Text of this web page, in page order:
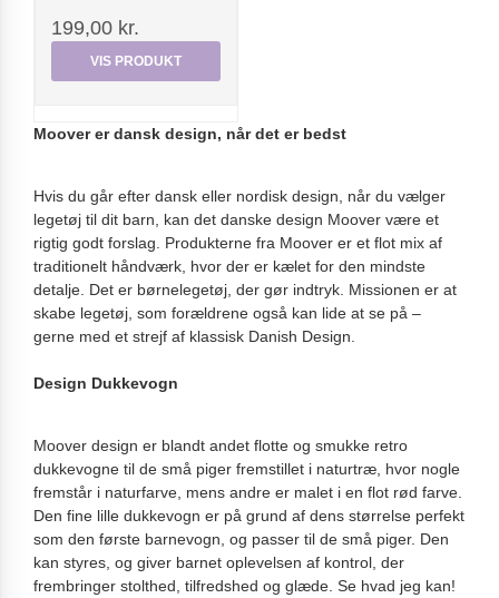
199,00 kr.
VIS PRODUKT
Moover er dansk design, når det er bedst
Hvis du går efter dansk eller nordisk design, når du vælger
legetøj til dit barn, kan det danske design Moover være et
rigtig godt forslag. Produkterne fra Moover er et flot mix af
traditionelt håndværk, hvor der er kælet for den mindste
detalje. Det er børnelegetøj, der gør indtryk. Missionen er at
skabe legetøj, som forældrene også kan lide at se på –
gerne med et strejf af klassisk Danish Design.
Design Dukkevogn
Moover design er blandt andet flotte og smukke retro
dukkevogne til de små piger fremstillet i naturtræ, hvor nogle
fremstår i naturfarve, mens andre er malet i en flot rød farve.
Den fine lille dukkevogn er på grund af dens størrelse perfekt
som den første barnevogn, og passer til de små piger. Den
kan styres, og giver barnet oplevelsen af kontrol, der
frembringer stolthed, tilfredshed og glæde. Se hvad jeg kan!